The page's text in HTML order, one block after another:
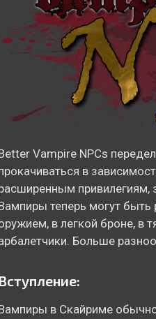
Vampire NPCs
в
привилегиям,
теперь могут
в легкой броне, в
Больше
Вступление:
в Скайриме